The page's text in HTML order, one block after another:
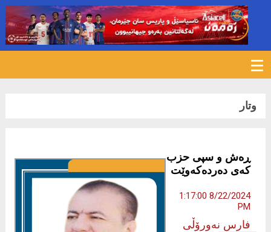
وتار
ڕەش و سپی حزب
کەی دەردەکەوێت
8/22/2024 1:17:00
PM
فارس نەورۆڵی